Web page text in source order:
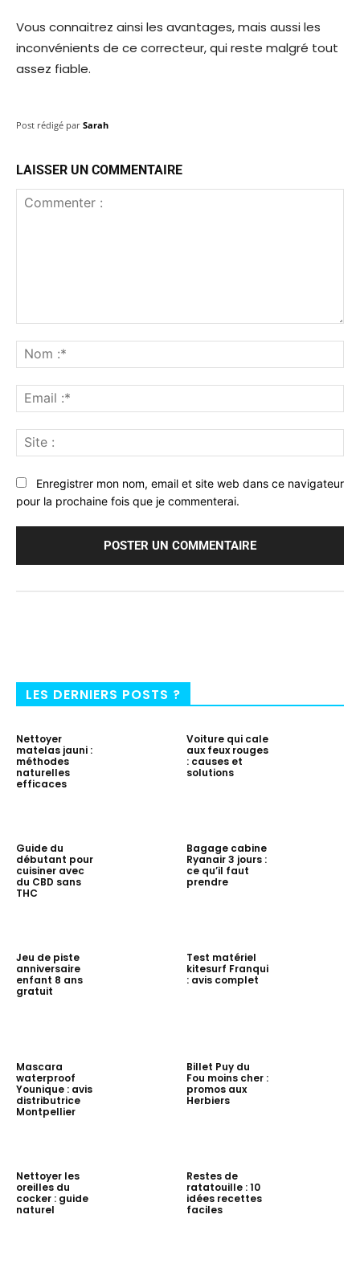
Vous connaitrez ainsi les avantages, mais aussi les
inconvénients de ce correcteur, qui reste malgré tout
assez fiable.
Post rédigé par Sarah
LAISSER UN COMMENTAIRE
:*
:*
:
Enregistrer mon nom, email et site web dans ce navigateur
pour la prochaine fois que je commenterai.
LES DERNIERS POSTS ?
Nettoyer
matelas jauni :
méthodes
naturelles
efficaces
Voiture qui cale
aux feux rouges
: causes et
solutions
Guide du
débutant pour
cuisiner avec
du CBD sans
THC
Bagage cabine
Ryanair 3 jours :
ce qu’il faut
prendre
Jeu de piste
anniversaire
enfant 8 ans
gratuit
Test matériel
kitesurf Franqui
: avis complet
Mascara
waterproof
Younique : avis
distributrice
Montpellier
Billet Puy du
Fou moins cher :
promos aux
Herbiers
Nettoyer les
oreilles du
cocker : guide
naturel
Restes de
ratatouille : 10
idées recettes
faciles